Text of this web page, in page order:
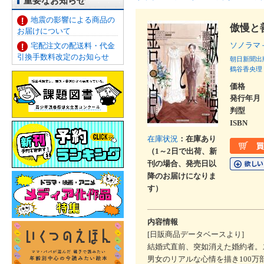
地震の影響による商品の
お届けについて
宅配注文の配送料・代金
引換手数料改定のお知らせ
在庫状況 ：在庫あり
（1～2日で出荷、新
刊の場合、発売日以
降のお届けになりま
す）
傲慢
ソノラ
朝日新聞出
鶴谷香央理
価格
発行年月
判型
ISBN
内容情報
[日販商品データベースより]
結婚式直前、突如消えた婚約者
男女のリアルな心情を描き100